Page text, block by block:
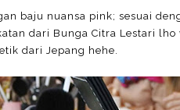
baju nuansa pink; sesuai
dari Bunga Citra Lestari
dari Jepang hehe.